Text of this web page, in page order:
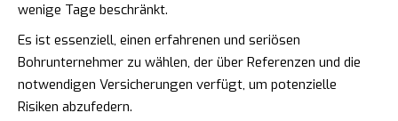
wenige Tage beschränkt.
Es ist essenziell, einen erfahrenen und seriösen
Bohrunternehmer zu wählen, der über Referenzen und die
notwendigen Versicherungen verfügt, um potenzielle
Risiken abzufedern.